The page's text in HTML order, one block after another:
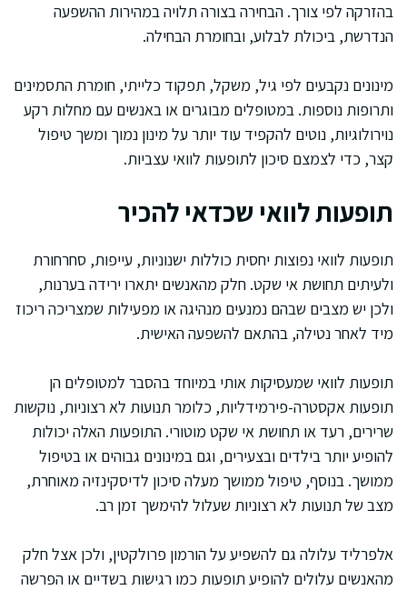
בהזרקה לפי צורך. הבחירה בצורה תלויה במהירות ההשפעה
הנדרשת, ביכולת לבלוע, ובחומרת הבחילה.
מינונים נקבעים לפי גיל, משקל, תפקוד כלייתי, חומרת התסמינים
ותרופות נוספות. במטופלים מבוגרים או באנשים עם מחלות רקע
נוירולוגיות, נוטים להקפיד עוד יותר על מינון נמוך ומשך טיפול
קצר, כדי לצמצם סיכון לתופעות לוואי עצביות.
תופעות לוואי שכדאי להכיר
תופעות לוואי נפוצות יחסית כוללות ישנוניות, עייפות, סחרחורת
ולעיתים תחושת אי שקט. חלק מהאנשים יתארו ירידה בערנות,
ולכן יש מצבים שבהם נמנעים מנהיגה או מפעילות שמצריכה ריכוז
מיד לאחר נטילה, בהתאם להשפעה האישית.
תופעות לוואי שמעסיקות אותי במיוחד בהסבר למטופלים הן
תופעות אקסטרה-פירמידליות, כלומר תנועות לא רצוניות, נוקשות
שרירים, רעד או תחושת אי שקט מוטורי. התופעות האלה יכולות
להופיע יותר בילדים ובצעירים, וגם במינונים גבוהים או בטיפול
ממושך. בנוסף, טיפול ממושך מעלה סיכון לדיסקינזיה מאוחרת,
מצב של תנועות לא רצוניות שעלול להימשך זמן רב.
אלפרליד עלולה גם להשפיע על הורמון פרולקטין, ולכן אצל חלק
מהאנשים עלולים להופיע תופעות כמו רגישות בשדיים או הפרשה